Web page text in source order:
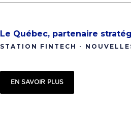
Le Québec, partenaire
STATION FINTECH -
EN SAVOIR PLUS